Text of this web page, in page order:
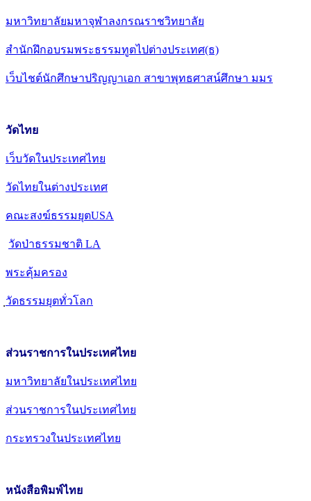
มหาวิทยาลัยมหาจุฬาลงกรณราชวิทยาลัย
สำนักฝึกอบรมพระธรรมทูตไปต่างประเทศ(ธ)
เว็บไชต์นักศึกษาปริญญาเอก สาขาพุทธศาสน์ศึกษา มมร
วัดไทย
เว็บวัดในประเทศไทย
วัดไทยในต่างประเทศ
คณะสงฆ์ธรรมยุตUSA
วัดป่าธรรมชาติ LA
พระคุ้มครอง
วัดธรรมยุตทั่วโลก
ส่วนราชการในประเทศไทย
มหาวิทยาลัยในประเทศไทย
ส่วนราชการในประเทศไทย
กระทรวงในประเทศไทย
หนังสือพิมพ์ไทย